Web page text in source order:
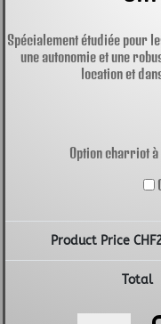
Spécialement étudiée pour
une autonomie et une
location et
Option charriot
Product Price CHF
Total